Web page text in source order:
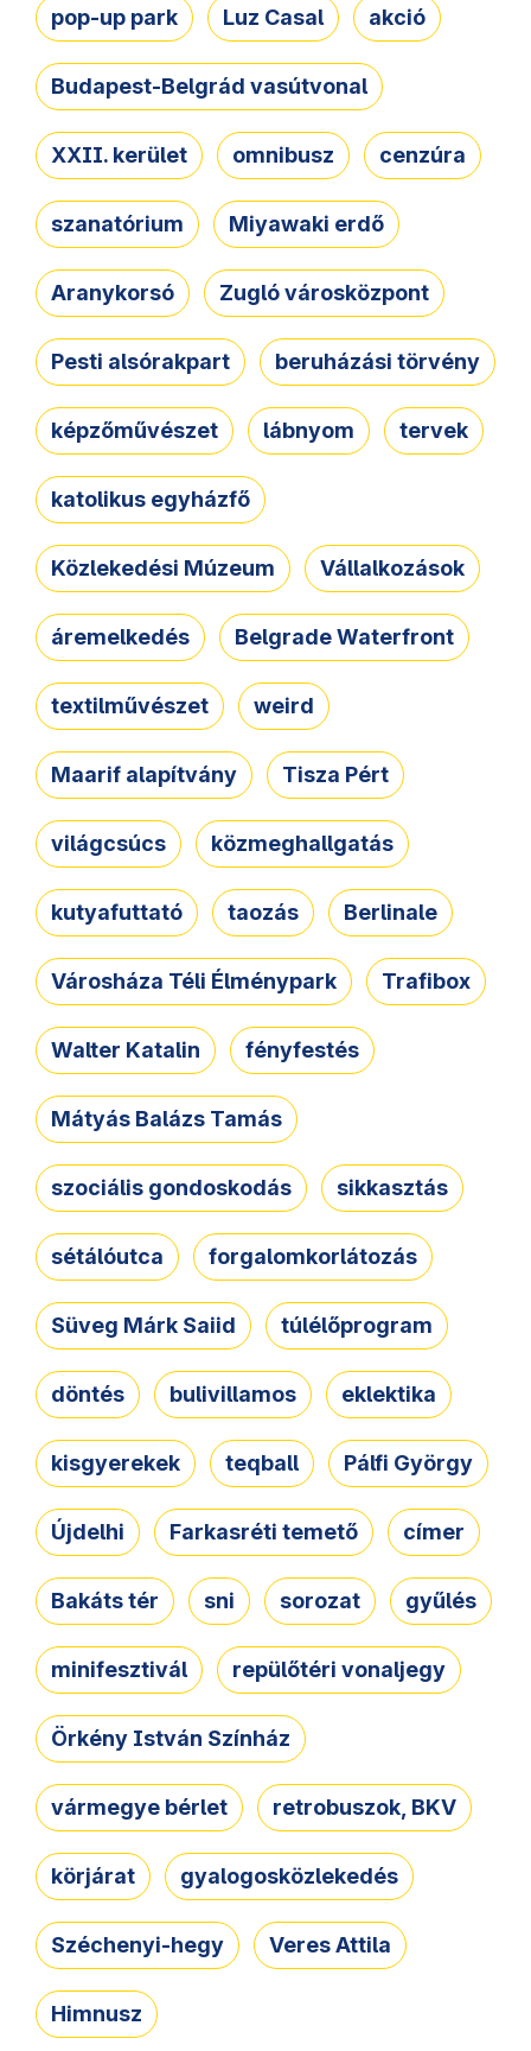
pop-up park Luz Casal akció
Budapest-Belgrád vasútvonal
XXII. kerület omnibusz cenzúra
szanatórium Miyawaki erdő
Aranykorsó Zugló városközpont
Pesti alsórakpart beruházási törvény
képzőművészet lábnyom tervek
katolikus egyházfő
Közlekedési Múzeum Vállalkozások
áremelkedés Belgrade Waterfront
textilművészet weird
Maarif alapítvány Tisza Pért
világcsúcs közmeghallgatás
kutyafuttató taozás Berlinale
Városháza Téli Élménypark Trafibox
Walter Katalin fényfestés
Mátyás Balázs Tamás
szociális gondoskodás sikkasztás
sétálóutca forgalomkorlátozás
Süveg Márk Saiid túlélőprogram
döntés bulivillamos eklektika
kisgyerekek teqball Pálfi György
Újdelhi Farkasréti temető címer
Bakáts tér sni sorozat gyűlés
minifesztivál repülőtéri vonaljegy
Örkény István Színház
vármegye bérlet retrobuszok, BKV
körjárat gyalogosközlekedés
Széchenyi-hegy Veres Attila
Himnusz